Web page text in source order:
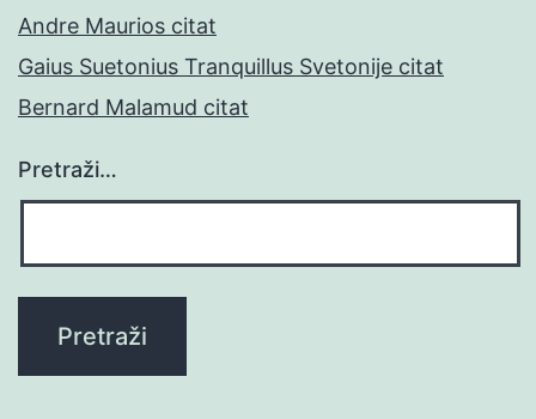
Andre Maurios citat
Gaius Suetonius Tranquillus Svetonije citat
Bernard Malamud citat
Pretraži…